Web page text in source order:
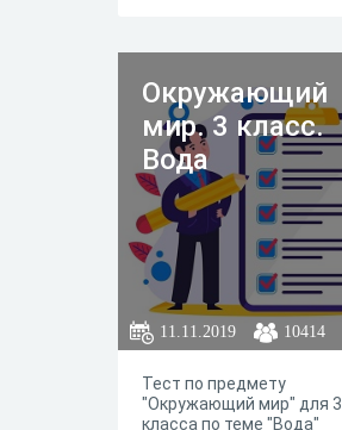
Окружающий
мир. 3 класс.
Вода
11.11.2019 10414
Тест по предмету
"Окружающий мир" для 3
класса по теме "Вода"